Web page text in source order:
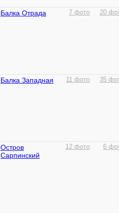
Балка Отрада 7 фото 20
Балка Западная 11 фото 35
Остров
Сарпинский
12 фото 6